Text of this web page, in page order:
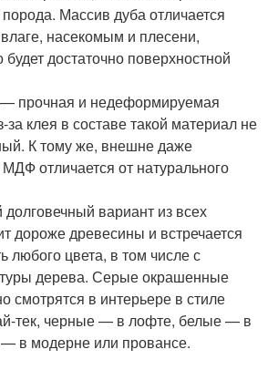
Массив дуба отличается
насекомым и плесени,
будет достаточно поверхностной
прочная и недеформируемая
за клея в составе такой материал не
К тому же, внешне даже
отличается от натурального
вариант из всех
дороже древесины и встречается
любого цвета, в том числе с
дерева. Серые окрашенные
смотрятся в интерьере в стиле
тек, черные — в лофте, белые — в
в модерне или провансе.